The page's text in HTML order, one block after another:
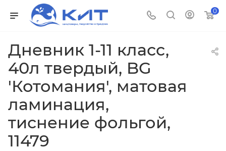
0
Дневник 1-11 класс,
40л твердый, BG
'Котомания', матовая
ламинация,
тиснение фольгой,
11479